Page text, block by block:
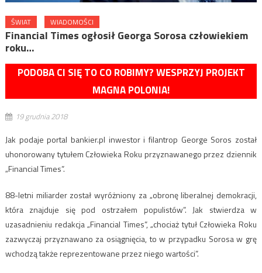
ŚWIAT WIADOMOŚCI
Financial Times ogłosił Georga Sorosa człowiekiem
roku…
PODOBA CI SIĘ TO CO ROBIMY? WESPRZYJ PROJEKT
MAGNA POLONIA!
19 grudnia 2018
Jak podaje portal bankier.pl inwestor i filantrop George Soros został
uhonorowany tytułem Człowieka Roku przyznawanego przez dziennik
„Financial Times”.
88-letni miliarder został wyróżniony za „obronę liberalnej demokracji,
która znajduje się pod ostrzałem populistów”. Jak stwierdza w
uzasadnieniu redakcja „Financial Times”, „chociaż tytuł Człowieka Roku
zazwyczaj przyznawano za osiągnięcia, to w przypadku Sorosa w grę
wchodzą także reprezentowane przez niego wartości”.